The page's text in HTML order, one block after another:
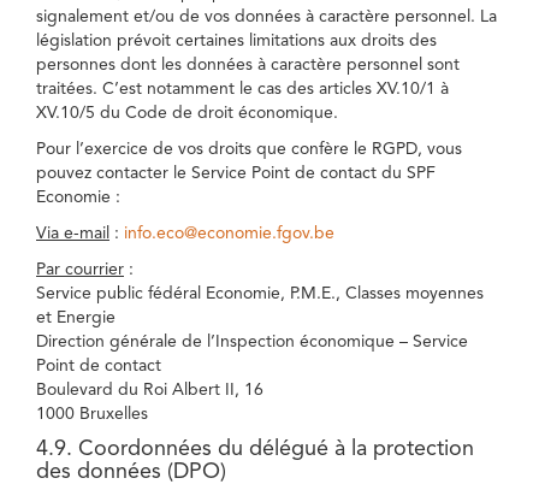
signalement et/ou de vos données à caractère personnel. La
législation prévoit certaines limitations aux droits des
personnes dont les données à caractère personnel sont
traitées. C’est notamment le cas des articles XV.10/1 à
XV.10/5 du Code de droit économique.
Pour l’exercice de vos droits que confère le RGPD, vous
pouvez contacter le Service Point de contact du SPF
Economie :
Via e-mail : info.eco@economie.fgov.be
Par courrier :
Service public fédéral Economie, P.M.E., Classes moyennes
et Energie
Direction générale de l’Inspection économique – Service
Point de contact
Boulevard du Roi Albert II, 16
1000 Bruxelles
4.9. Coordonnées du délégué à la protection
des données (DPO)